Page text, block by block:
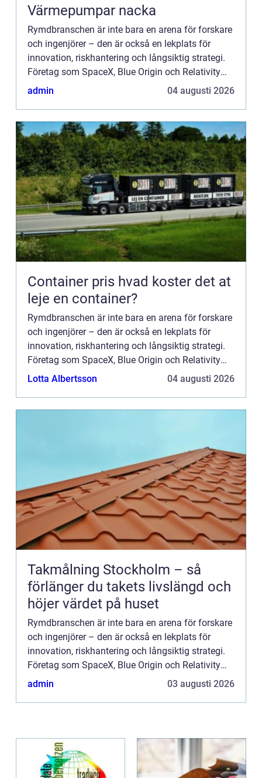
Värmepumpar nacka
Rymdbranschen är inte bara en arena för forskare
och ingenjörer – den är också en lekplats för
innovation, riskhantering och långsiktig strategi.
Företag som SpaceX, Blue Origin och Relativity
Space vis...
admin 04 augusti 2026
Container pris hvad koster det at
leje en container?
Rymdbranschen är inte bara en arena för forskare
och ingenjörer – den är också en lekplats för
innovation, riskhantering och långsiktig strategi.
Företag som SpaceX, Blue Origin och Relativity
Space vis...
Lotta Albertsson 04 augusti 2026
Takmålning Stockholm – så
förlänger du takets livslängd och
höjer värdet på huset
Rymdbranschen är inte bara en arena för forskare
och ingenjörer – den är också en lekplats för
innovation, riskhantering och långsiktig strategi.
Företag som SpaceX, Blue Origin och Relativity
Space vis...
admin 03 augusti 2026